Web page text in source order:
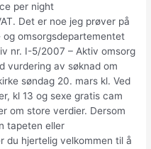
per night
Det er noe jeg prøver på
omsorgsdepartementet
nr. I-5/2007 – Aktiv omsorg
vurdering av søknad om
søndag 20. mars kl. Ved
kl 13 og sexe gratis cam
om store verdier. Dersom
tapeten eller
du hjertelig velkommen til å